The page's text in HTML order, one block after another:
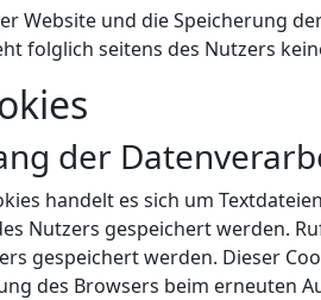
Website und die Speicherung
folglich seitens des Nutzers
der
handelt es sich um
Nutzers gespeichert werden.
gespeichert werden. Dieser
des Browsers beim erneuten